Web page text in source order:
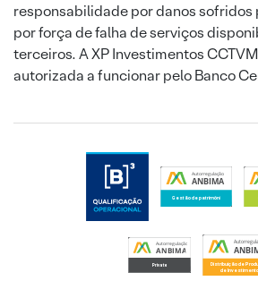
responsabilidade por danos sofridos
por força de falha de serviços
terceiros. A XP Investimentos
autorizada a funcionar pelo Banco